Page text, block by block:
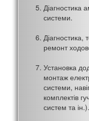
Діагностика
системи.
Діагностика,
ремонт
Установка
монтаж
системи,
комплектів
систем та ін.).